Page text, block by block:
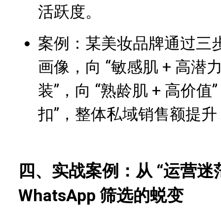
活跃度。
案例：某美妆品牌通过三
画像，向 “敏感肌 + 高潜
装”，向 “熟龄肌 + 高价值
扣”，整体私域销售额提升
四、实战案例：从 “运营迷
WhatsApp 筛选的蜕变